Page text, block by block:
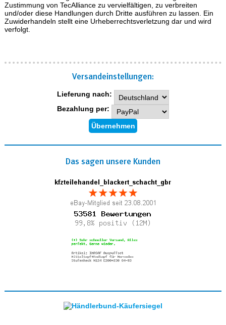
Zustimmung von TecAlliance zu vervielfältigen, zu verbreiten
und/oder diese Handlungen durch Dritte ausführen zu lassen. Ein
Zuwiderhandeln stellt eine Urheberrechtsverletzung dar und wird
verfolgt.
Versand­einstellungen:
Lieferung nach:
Bezahlung per:
Das sagen unsere Kunden